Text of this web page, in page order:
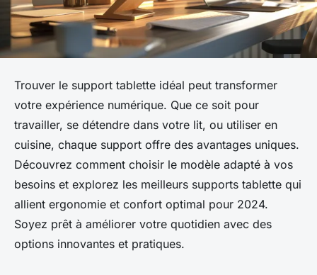
Trouver le support tablette idéal peut transformer
votre expérience numérique. Que ce soit pour
travailler, se détendre dans votre lit, ou utiliser en
cuisine, chaque support offre des avantages uniques.
Découvrez comment choisir le modèle adapté à vos
besoins et explorez les meilleurs supports tablette qui
allient ergonomie et confort optimal pour 2024.
Soyez prêt à améliorer votre quotidien avec des
options innovantes et pratiques.